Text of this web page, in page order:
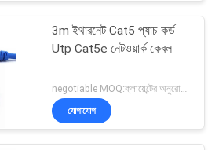
3m ইথারনেট Cat5 প্যাচ কর্ড
Utp Cat5e নেটওয়ার্ক কেবল
যোগাযোগ